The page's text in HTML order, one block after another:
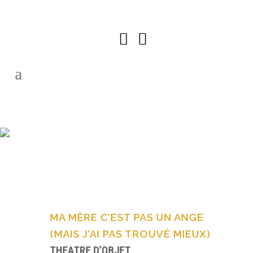
MA MÈRE C’EST PAS UN ANGE
(MAIS J’AI PAS TROUVÉ MIEUX)
THEATRE D’OBJET